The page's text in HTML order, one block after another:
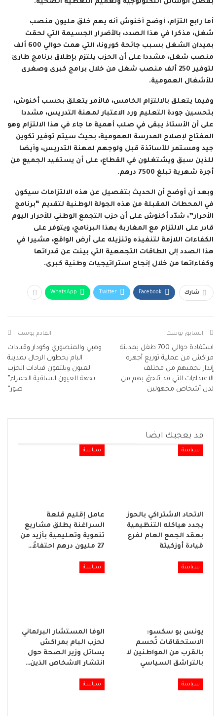
بفضل الوسائل التكنولوجية وتعميم التغطية الصحية.
أما رابع التزام، أوضح أخنوش أنه يهم خلق مليون منصب
شغل، مذكرا في هذا الصدد، بالأضرار الجسيمة التي لحقت
بميدان الشغل بسبب جائحة كورونا، التي همت حوالي 600 ألف
منصب شغل، مشددا على أن الحزب يلتزم بإطلاق برنامج طارئ
لتوفير 250 ألف منصب شغل من خلال برامج كبرى وصغرى
للأشغال العمومية.
وفيما يتعلق بالالتزام الخامس، فالأمر يتعلق بحسب أخنوش،
بتحسين جودة التعليم ورد الاعتبار لمهنة التدريس، مشددا
على أن الأستاذ يبقى في صلب أهمية ما جاء في هذا الالتزام وهو
المفتاح لإصلاح المدرسة العمومية، بحيث سيتم توفير تكوين
جيد ومستمر للأساتذة قبل ولوجهم لمهنة التدريس، وأيضا
للذين سبق ويشتغلون في القطاع، على أن يستفيد الجميع من
أجرة شهرية تبلغ 7500 درهم.
وبعد أن أوضح أن الحديث بتفصيل عن هذه الالتزامات سيكون
في المحطات المقبلة من هذه الجولة الوطنية لتقديم “برنامج
الأحرار”، شدّد أخنوش على أن حزب التجمع الوطني للأحرار اليوم
قادر على الالتزام مع المغاربة بهذا البرنامج، ويتوفر على
الكفاءات اللازمة لتنفيذه وتنزيله على أرض الواقع، مشيرا في
هذا الصدد إلى الطاقات التجمعية التي بينت عن قدراتها
وكفاءاتها من خلال إنجاح استراتيجيات وطنية كبرى.
شارك Facebook
Twitter
WhatsApp
السابق بوست
استفادة حوالي 700 طفل بمدينة
مراكش من عملية توزيع أجهزة
إنذار تحميهم من مختلف
الاعتداءات التي قد تلحق بهم من
لدن أشخاص مجهولين
القادم بوست
وهبي والمنصوري وكودار وقيادات
البام يحطون الرحال بمدينة
العيون ويلتقون قيادات الحزب
بجهة العيون الساقية الحمراء”
صور”
قد يعجبك ايضا
سياسة
الاتحاد الاشتراكي بالحوز
يجدد هياكله التنظيمية
بعقد الجمع العام لفرع
قيادة أوزكيتة
سياسة
عامل إقليم قلعة
السراغنة يطلق مشاريع
تنموية وتعليمية بأزيد من
27 مليون درهم احتفاءً…
سياسة
يونس بو سكسو:
الاستحقاقات تُحسم
بالقرب من المواطنين لا
بالتراشق السياسي
سياسة
الوفا المستشار البرلماني
لحزب البام بمراكش
يسائل وزير الصحة حول
انتشار الاشخاص الذين…
سياسة سياسة